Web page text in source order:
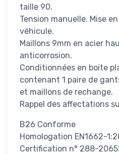
taille 90.
Tension manuelle. Mise
véhicule.
Maillons 9mm en acier
anticorrosion.
Conditionnées en boite
contenant 1 paire de
et maillons de rechange.
Rappel des affectations
B26 Conforme
Homologation EN1662-
Certification n° 288-